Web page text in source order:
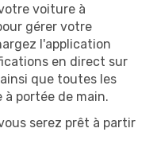
voiture à
gérer votre
l'application
en direct sur
que toutes les
portée de main.
serez prêt à partir